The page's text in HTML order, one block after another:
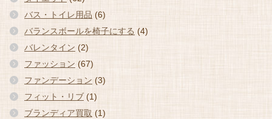
バス・トイレ用品 (6)
バランスボールを椅子にする (4)
バレンタイン (2)
ファッション (67)
ファンデーション (3)
フィット・リブ (1)
ブランディア買取 (1)